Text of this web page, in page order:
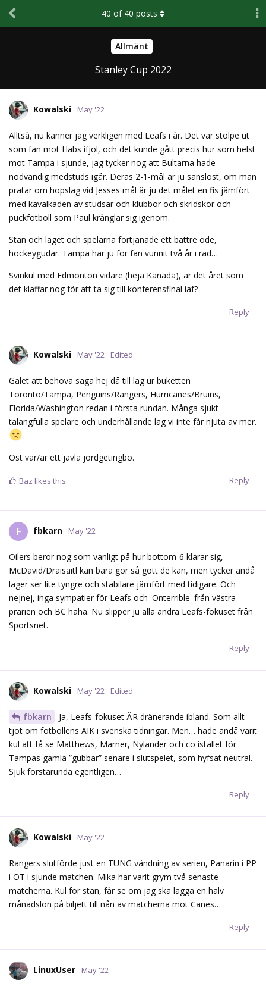
Allmänt
Stanley Cup 2022
40 of 40 posts
Kowalski May '22
Alltså, nu känner jag verkligen med Leafs i år. Det var stolpe ut
som fan mot Habs ifjol, och det kunde gått precis hur som helst
mot Tampa i sjunde, jag tycker nog att Bultarna hade
nödvändig medstuds igår. Deras 2-1-mål är ju sanslöst, om man
pratar om hopslag vid Jesses mål är ju det målet en fis jämfört
med kavalkaden av studsar och klubbor och skridskor och
puckfotboll som Paul krånglar sig igenom.
Stan och laget och spelarna förtjänade ett bättre öde,
hockeygudar. Tampa har ju för fan vunnit två år i rad…
Svinkul med Edmonton vidare (heja Kanada), är det året som
det klaffar nog för att ta sig till konferensfinal iaf?
Reply
Kowalski May '22 Edited
Galet att behöva säga hej då till lag ur buketten
Toronto/Tampa, Penguins/Rangers, Hurricanes/Bruins,
Florida/Washington redan i första rundan. Många sjukt
talangfulla spelare och underhållande lag vi inte får njuta av mer.
Öst var/är ett jävla jordgetingbo.
Reply
Baz likes this.
F fbkarn May '22
Oilers beror nog som vanligt på hur bottom-6 klarar sig,
McDavid/Draisaitl kan bara gör så gott de kan, men tycker ändå
lager ser lite tyngre och stabilare jämfört med tidigare. Och
nejnej, inga sympatier för Leafs och 'Onterrible' från västra
prärien och BC haha. Nu slipper ju alla andra Leafs-fokuset från
Sportsnet.
Reply
Kowalski May '22 Edited
fbkarn
Ja, Leafs-fokuset ÄR dränerande ibland. Som allt
tjöt om fotbollens AIK i svenska tidningar. Men… hade ändå varit
kul att få se Matthews, Marner, Nylander och co istället för
Tampas gamla ”gubbar” senare i slutspelet, som hyfsat neutral.
Sjuk förstarunda egentligen…
Reply
Kowalski May '22
Rangers slutförde just en TUNG vändning av serien, Panarin i PP
i OT i sjunde matchen. Mika har varit grym två senaste
matcherna. Kul för stan, får se om jag ska lägga en halv
månadslön på biljett till nån av matcherna mot Canes…
Reply
LinuxUser May '22